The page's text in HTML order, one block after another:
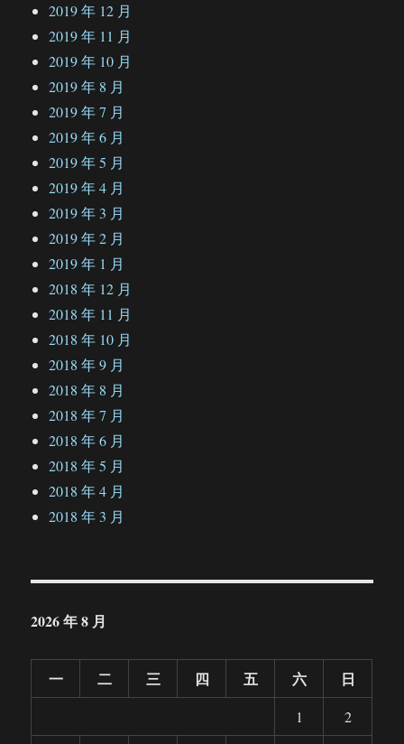
2019 年 12 月
2019 年 11 月
2019 年 10 月
2019 年 8 月
2019 年 7 月
2019 年 6 月
2019 年 5 月
2019 年 4 月
2019 年 3 月
2019 年 2 月
2019 年 1 月
2018 年 12 月
2018 年 11 月
2018 年 10 月
2018 年 9 月
2018 年 8 月
2018 年 7 月
2018 年 6 月
2018 年 5 月
2018 年 4 月
2018 年 3 月
2026 年 8 月
一 二 三 四 五 六 日
1
2